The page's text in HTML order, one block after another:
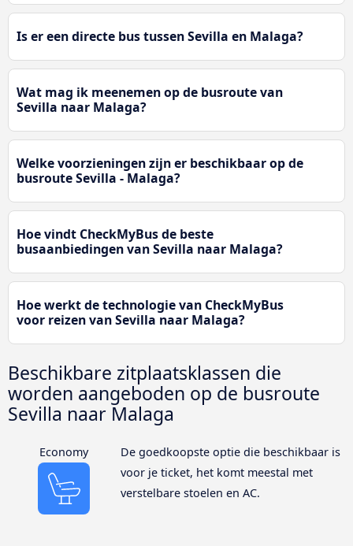
Is er een directe bus tussen Sevilla en Malaga?
Wat mag ik meenemen op de busroute van
Sevilla naar Malaga?
Welke voorzieningen zijn er beschikbaar op de
busroute Sevilla - Malaga?
Hoe vindt CheckMyBus de beste
busaanbiedingen van Sevilla naar Malaga?
Hoe werkt de technologie van CheckMyBus
voor reizen van Sevilla naar Malaga?
Beschikbare zitplaatsklassen die
worden aangeboden op de busroute
Sevilla naar Malaga
Economy
De goedkoopste optie die beschikbaar is
voor je ticket, het komt meestal met
verstelbare stoelen en AC.